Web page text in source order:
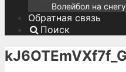
Волейбол на снегу
Обратная связь
Поиск